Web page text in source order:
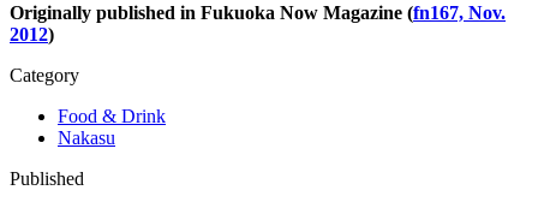
Originally published in Fukuoka Now Magazine (fn167, Nov.
2012)
Category
Food & Drink
Nakasu
Published